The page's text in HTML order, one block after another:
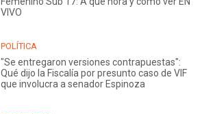
VIVO
POLÍTICA
"Se entregaron versiones contrapuestas":
Qué dijo la Fiscalía por presunto caso de VIF
que involucra a senador Espinoza